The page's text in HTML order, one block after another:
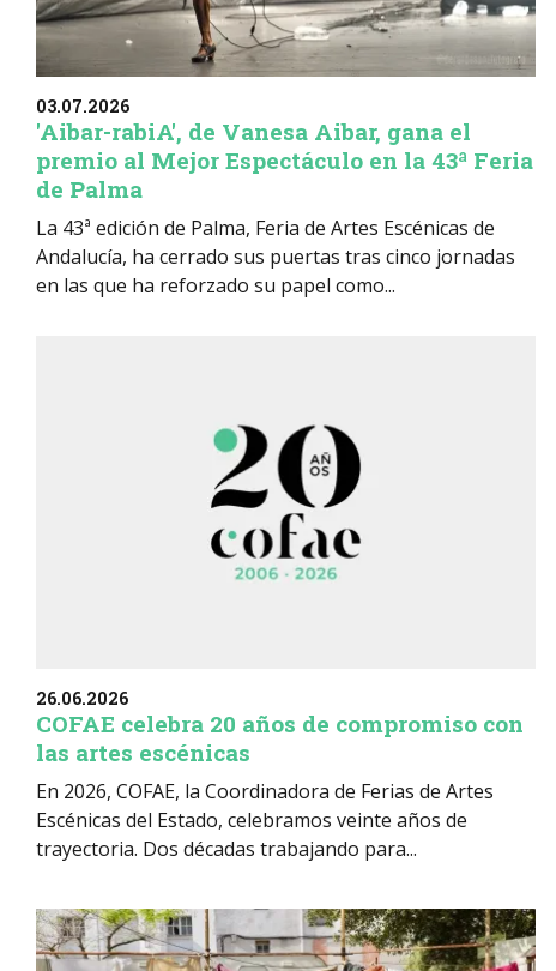
03.07.2026
'Aibar-rabiA', de Vanesa Aibar, gana el
premio al Mejor Espectáculo en la 43ª Feria
de Palma
La 43ª edición de Palma, Feria de Artes Escénicas de
Andalucía, ha cerrado sus puertas tras cinco jornadas
en las que ha reforzado su papel como...
26.06.2026
COFAE celebra 20 años de compromiso con
las artes escénicas
En 2026, COFAE, la Coordinadora de Ferias de Artes
Escénicas del Estado, celebramos veinte años de
trayectoria. Dos décadas trabajando para...